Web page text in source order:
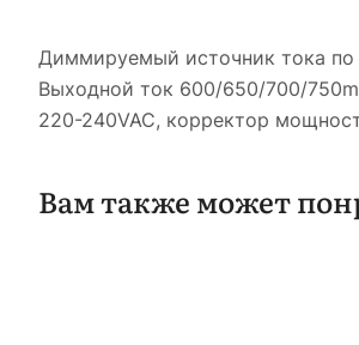
Диммируемый источник тока по
Выходной ток 600/650/700/
220-240VAC, корректор
Вам также может